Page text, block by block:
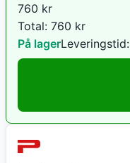
760 kr
Total: 760 kr
På lagerLeveringstid: